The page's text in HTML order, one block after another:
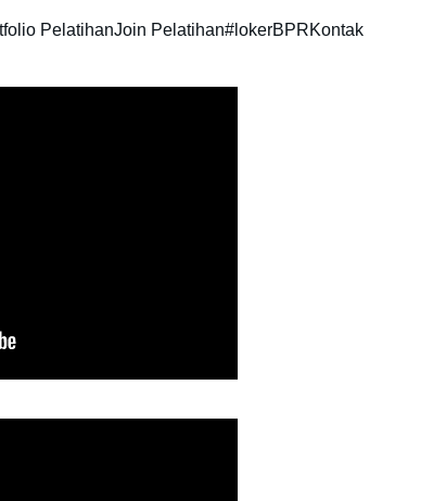
PelatihanJoin Pelatihan#lokerBPRKontak